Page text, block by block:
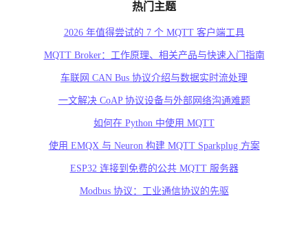
热门主题
2026 年值得尝试的 7 个 MQTT 客户端工具
MQTT Broker：工作原理、相关产品与快速入门指南
车联网 CAN Bus 协议介绍与数据实时流处理
一文解决 CoAP 协议设备与外部网络沟通难题
如何在 Python 中使用 MQTT
使用 EMQX 与 Neuron 构建 MQTT Sparkplug 方案
ESP32 连接到免费的公共 MQTT 服务器
Modbus 协议：工业通信协议的先驱